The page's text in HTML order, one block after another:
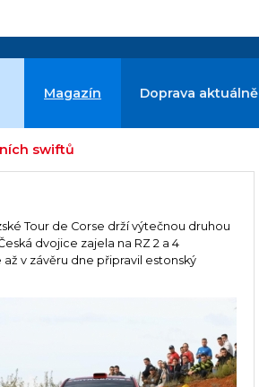
Magazín Doprava aktuálně
swiftů
Tour de Corse drží výtečnou druhou
dvojice zajela na RZ 2 a 4
v závěru dne připravil estonský